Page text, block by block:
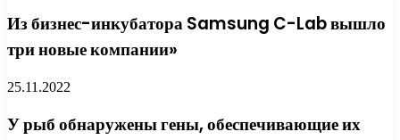
Из бизнес-инкубатора Samsung C-Lab вышло
три новые компании»
25.11.2022
У рыб обнаружены гены, обеспечивающие их